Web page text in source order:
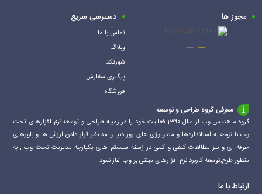
مجوز ها دسترسی سریع
تماس با ما
وبلاگ
شورتکد
پیگیری سفارش
فروشگاه
معرفی گروه طراحی و توسعه
گروه ماهدیس وب از سال 1390 فعالیت خود را در زمینه طراحی و توسعه نرم افزارهای تحت
وب با توجه به استانداردها و متدولوژی های روز دنیا و مد نظر قرار دادن ارزش ها و باورهای
حرفه ای و نیز مطالعات کیفی و کمی در زمینه سیستم های یکپارچه مدیریت تحت وب , به
منظور طرح,توسعه کاربرد نرم افزارهای مبتنی بر وب اغاز نمود.
ارتباط با ما